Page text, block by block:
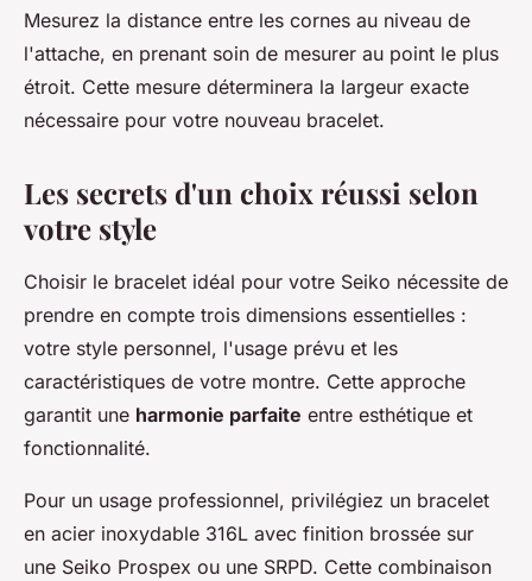
Mesurez la distance entre les cornes au niveau de
l'attache, en prenant soin de mesurer au point le plus
étroit. Cette mesure déterminera la largeur exacte
nécessaire pour votre nouveau bracelet.
Les secrets d'un choix réussi selon
votre style
Choisir le bracelet idéal pour votre Seiko nécessite de
prendre en compte trois dimensions essentielles :
votre style personnel, l'usage prévu et les
caractéristiques de votre montre. Cette approche
garantit une harmonie parfaite entre esthétique et
fonctionnalité.
Pour un usage professionnel, privilégiez un bracelet
en acier inoxydable 316L avec finition brossée sur
une Seiko Prospex ou une SRPD. Cette combinaison